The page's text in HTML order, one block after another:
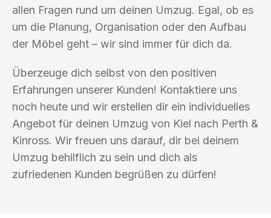
allen Fragen rund um deinen Umzug. Egal, ob es
um die Planung, Organisation oder den Aufbau
der Möbel geht – wir sind immer für dich da.
Überzeuge dich selbst von den positiven
Erfahrungen unserer Kunden! Kontaktiere uns
noch heute und wir erstellen dir ein individuelles
Angebot für deinen Umzug von Kiel nach Perth &
Kinross. Wir freuen uns darauf, dir bei deinem
Umzug behilflich zu sein und dich als
zufriedenen Kunden begrüßen zu dürfen!